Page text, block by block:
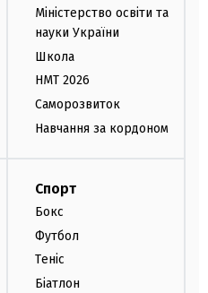
Міністерство освіти та
науки України
Школа
НМТ 2026
Саморозвиток
Навчання за кордоном
Спорт
Бокс
Футбол
Теніс
Біатлон